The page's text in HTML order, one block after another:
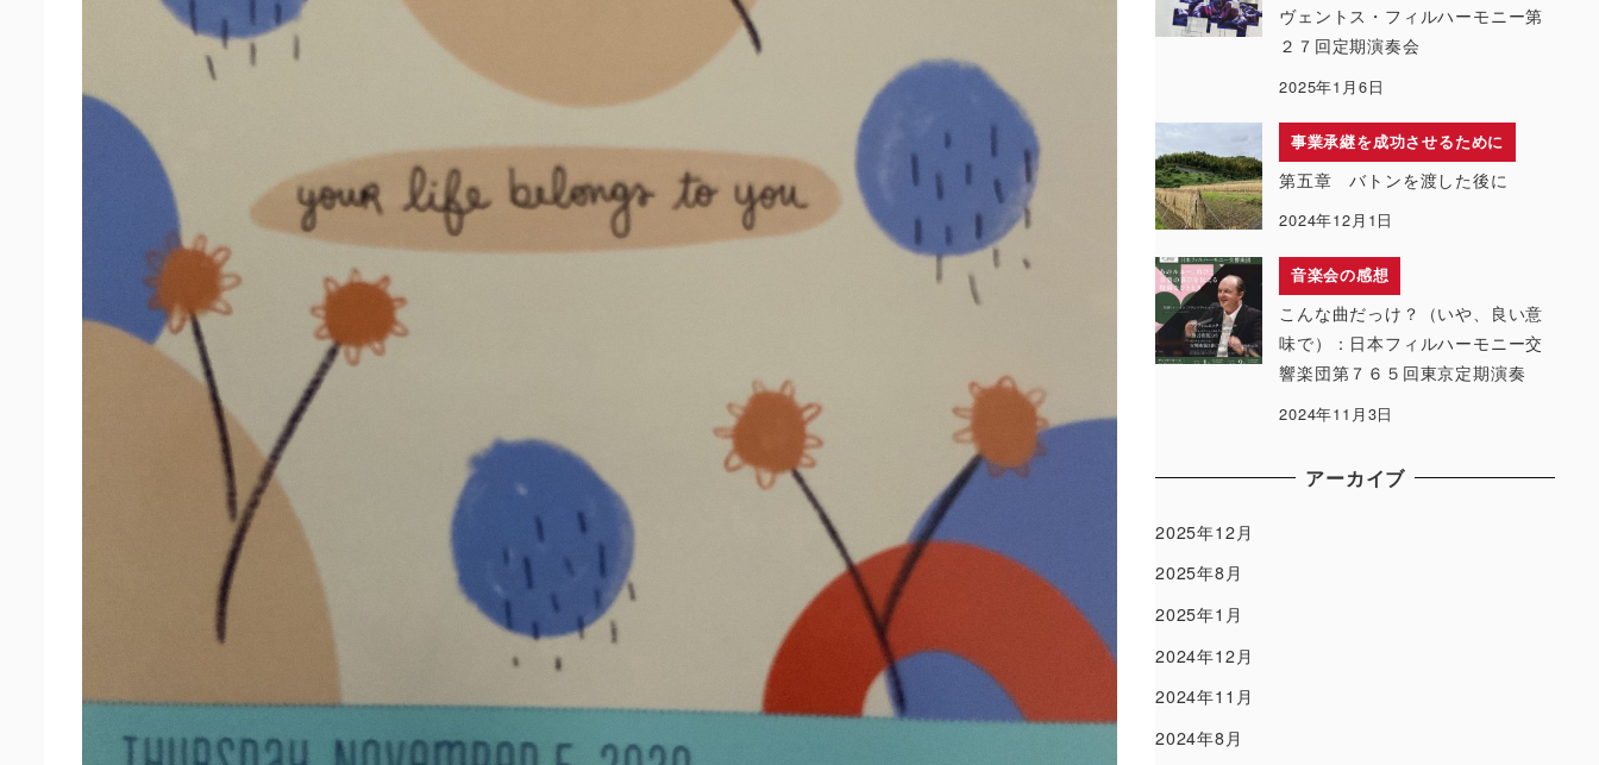
ヴェントス・フィルハーモニー第
２７回定期演奏会
2025年1月6日
事業承継を成功させるために
第五章 バトンを渡した後に
2024年12月1日
音楽会の感想
こんな曲だっけ？（いや、良い意
味で）：日本フィルハーモニー交
響楽団第７６５回東京定期演奏
2024年11月3日
アーカイブ
2025年12月
2025年8月
2025年1月
2024年12月
2024年11月
2024年8月